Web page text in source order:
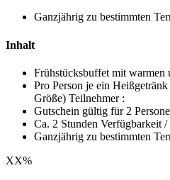
Ganzjährig zu bestimmten
Inhalt
Frühstücksbuffet mit warmen
Pro Person je ein
Größe) Teilnehmer :
Gutschein gültig für 2
Ca. 2 Stunden Verfügbarkeit /
Ganzjährig zu bestimmten
XX%